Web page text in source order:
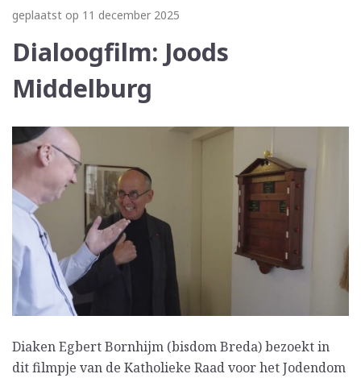
geplaatst op 11 december 2025
Dialoogfilm: Joods
Middelburg
Diaken Egbert Bornhijm (bisdom Breda) bezoekt in
dit filmpje van de Katholieke Raad voor het Jodendom